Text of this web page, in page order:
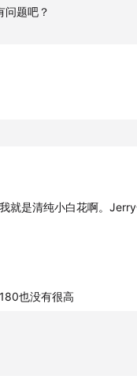
问题吧？
就是清纯小白花啊。
也没有很高